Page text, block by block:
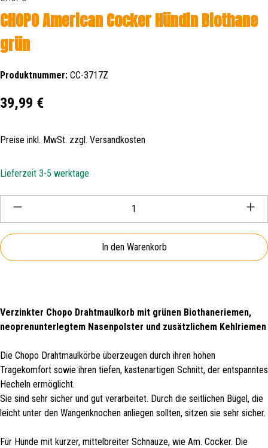
CHOPO American Cocker Hündin Biothane
grün
Produktnummer: CC-3717Z
Regulärer Preis:
39,99 €
Preise inkl. MwSt. zzgl. Versandkosten
Lieferzeit 3-5 werktage
Produkt Anzahl: Gib den gewünschten Wert ein oder
In den Warenkorb
Verzinkter Chopo Drahtmaulkorb mit grünen Biothaneriemen,
neoprenunterlegtem Nasenpolster und zusätzlichem Kehlriemen
Die Chopo Drahtmaulkörbe überzeugen durch ihren hohen
Tragekomfort sowie ihren tiefen, kastenartigen Schnitt, der entspanntes
Hecheln ermöglicht.
Sie sind sehr sicher und gut verarbeitet. Durch die seitlichen Bügel, die
leicht unter den Wangenknochen anliegen sollten, sitzen sie sehr sicher.
Für Hunde mit kurzer, mittelbreiter Schnauze, wie Am. Cocker. Die